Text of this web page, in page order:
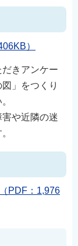
）
きアンケー
」をつくり
や近隣の迷
PDF：1,976